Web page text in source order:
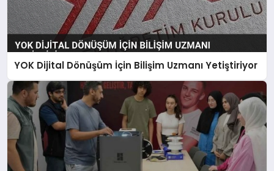
YOK Dijital Dönüşüm İçin Bilişim Uzmanı Yetiştiriyor